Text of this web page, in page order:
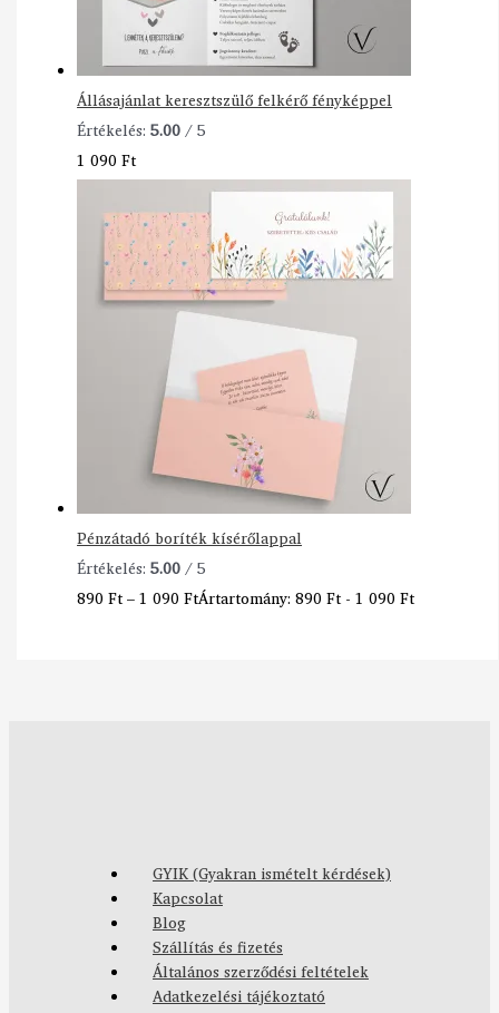
Állásajánlat keresztszülő felkérő fényképpel
Értékelés:5.00/ 5
1 090Ft
Pénzátadó boríték kísérőlappal
Értékelés:5.00/ 5
890Ft–1 090FtÁrtartomány: 890 Ft - 1 090 Ft
GYIK (Gyakran ismételt kérdések)
Kapcsolat
Blog
Szállítás és fizetés
Általános szerződési feltételek
Adatkezelési tájékoztató